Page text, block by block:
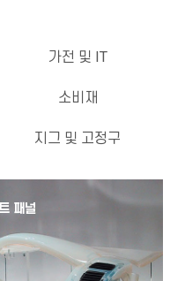
가전 및 IT
소비재
지그 및 고정구
패널